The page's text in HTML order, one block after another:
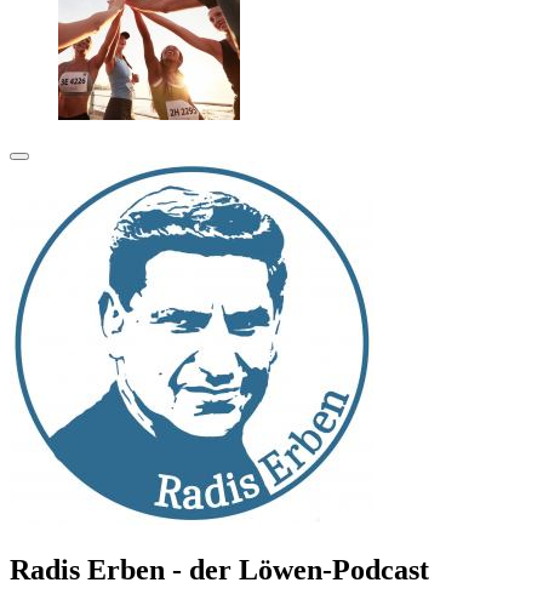
Radis Erben - der Löwen-Podcast